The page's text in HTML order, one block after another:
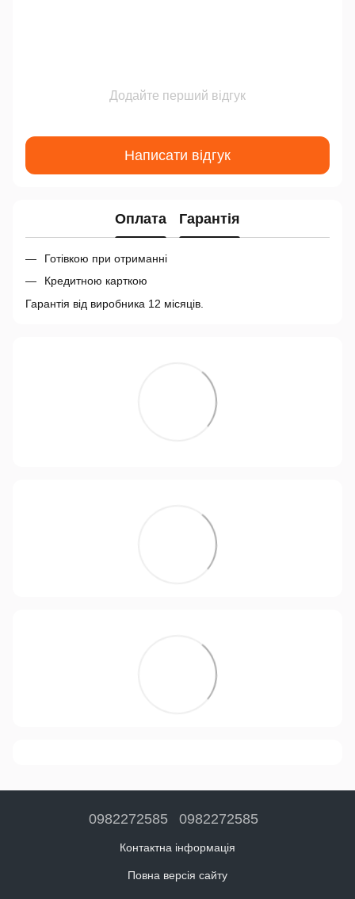
Додайте перший відгук
Написати відгук
Оплата Гарантія
Готівкою при отриманні
Кредитною карткою
Гарантія від виробника 12 місяців.
0982272585 0982272585
Контактна інформація
Повна версія сайту